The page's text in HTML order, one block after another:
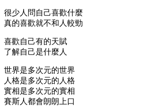
很少人問自己喜歡什麼
真的喜歡就不和人較勁
喜歡自己有的天賦
了解自己是什麼人
世界是多次元的世界
人格是多次元的人格
實相是多次元的實相
賽斯人都會朗朗上口